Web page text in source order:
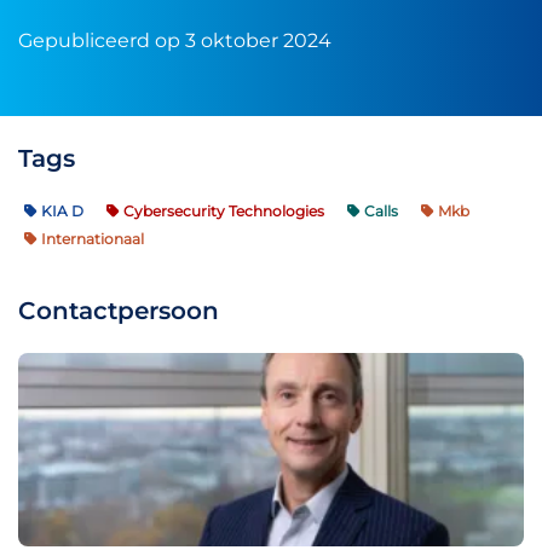
Gepubliceerd op 3 oktober 2024
Tags
KIA D Cybersecurity Technologies Calls
Mkb
Internationaal
Contactpersoon